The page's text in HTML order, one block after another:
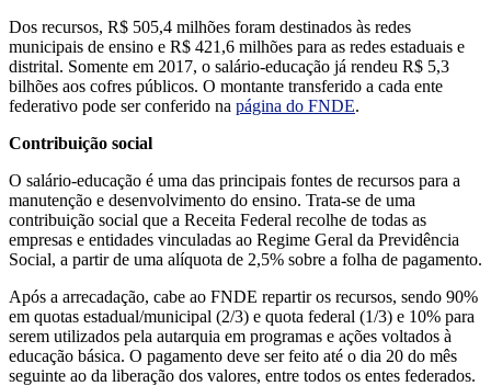
Dos recursos, R$ 505,4 milhões foram destinados às redes
municipais de ensino e R$ 421,6 milhões para as redes estaduais e
distrital. Somente em 2017, o salário-educação já rendeu R$ 5,3
bilhões aos cofres públicos. O montante transferido a cada ente
federativo pode ser conferido na página do FNDE.
Contribuição social
O salário-educação é uma das principais fontes de recursos para a
manutenção e desenvolvimento do ensino. Trata-se de uma
contribuição social que a Receita Federal recolhe de todas as
empresas e entidades vinculadas ao Regime Geral da Previdência
Social, a partir de uma alíquota de 2,5% sobre a folha de pagamento.
Após a arrecadação, cabe ao FNDE repartir os recursos, sendo 90%
em quotas estadual/municipal (2/3) e quota federal (1/3) e 10% para
serem utilizados pela autarquia em programas e ações voltados à
educação básica. O pagamento deve ser feito até o dia 20 do mês
seguinte ao da liberação dos valores, entre todos os entes federados.